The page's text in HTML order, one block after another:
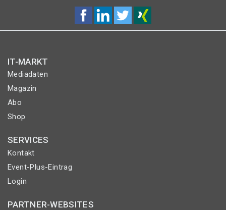
IT-MARKT
Mediadaten
Magazin
Abo
Shop
SERVICES
Kontakt
Event-Plus-Eintrag
Login
PARTNER-WEBSITES